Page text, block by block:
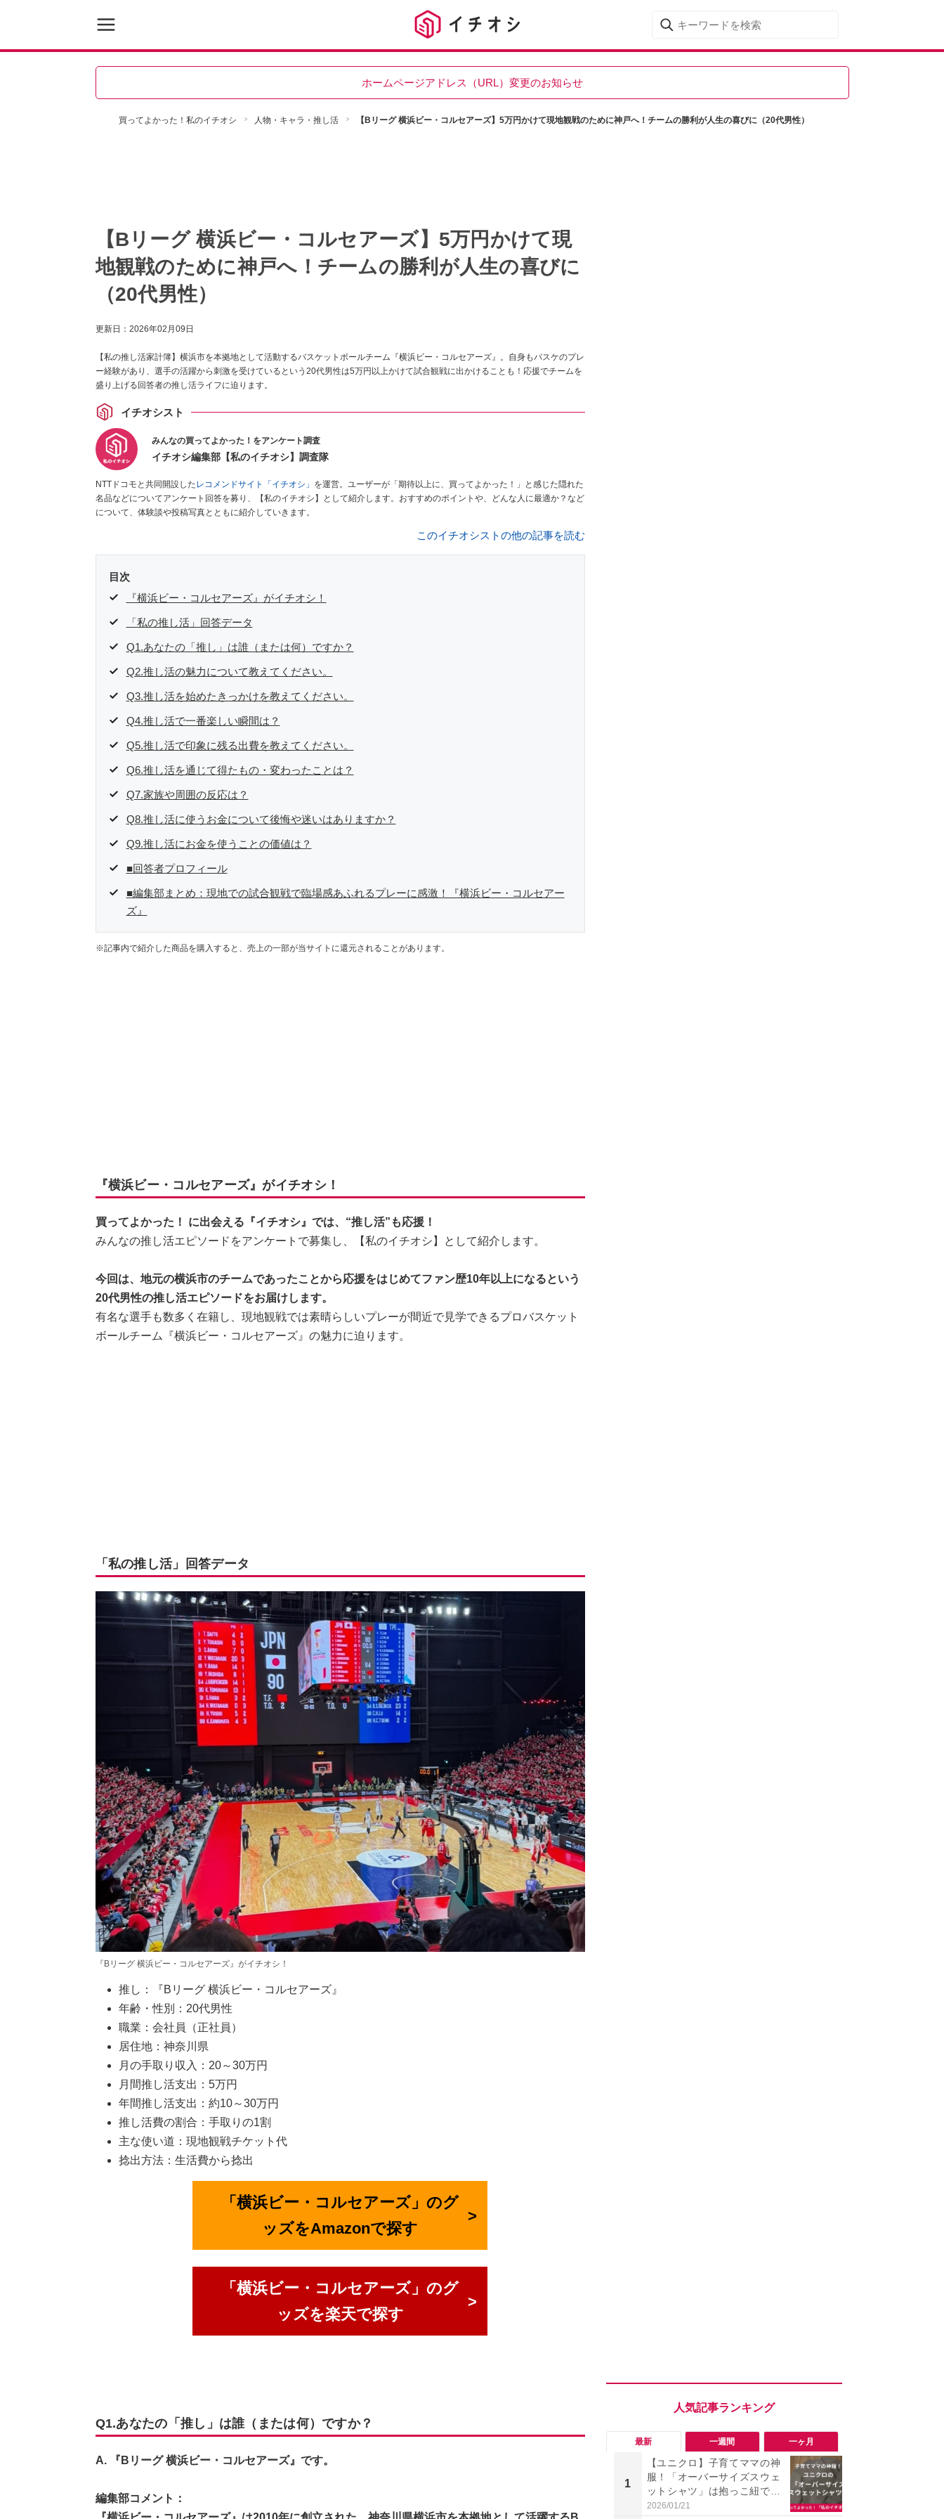
ホームページアドレス（URL）変更のお知らせ
買ってよかった！私のイチオシ 人物・キャラ・推し活 【Bリーグ 横浜ビー・コルセアーズ】5万円かけて現地観戦のために神戸へ！チームの勝利が人生の喜びに（20代男性）
【Bリーグ 横浜ビー・コルセアーズ】5万円かけて現
地観戦のために神戸へ！チームの勝利が人生の喜びに
（20代男性）
更新日： 2026年02月09日
【私の推し活家計簿】横浜市を本拠地として活動するバスケットボールチーム『横浜ビー・コルセアーズ』。自身もバスケのプレ
ー経験があり、選手の活躍から刺激を受けているという20代男性は5万円以上かけて試合観戦に出かけることも！応援でチームを
盛り上げる回答者の推し活ライフに迫ります。
イチオシスト
みんなの買ってよかった！をアンケート調査
イチオシ編集部【私のイチオシ】調査隊
NTTドコモと共同開設したレコメンドサイト「イチオシ」 を運営。ユーザーが「期待以上に、買ってよかった！」と感じた隠れた
名品などについてアンケート回答を募り、【私のイチオシ】として紹介します。おすすめのポイントや、どんな人に最適か？など
について、体験談や投稿写真とともに紹介していきます。
このイチオシストの他の記事を読む
目次
『横浜ビー・コルセアーズ』がイチオシ！
「私の推し活」回答データ
Q1.あなたの「推し」は誰（または何）ですか？
Q2.推し活の魅力について教えてください。
Q3.推し活を始めたきっかけを教えてください。
Q4.推し活で一番楽しい瞬間は？
Q5.推し活で印象に残る出費を教えてください。
Q6.推し活を通じて得たもの・変わったことは？
Q7.家族や周囲の反応は？
Q8.推し活に使うお金について後悔や迷いはありますか？
Q9.推し活にお金を使うことの価値は？
■回答者プロフィール
■編集部まとめ：現地での試合観戦で臨場感あふれるプレーに感激！『横浜ビー・コルセアー
ズ』
※記事内で紹介した商品を購入すると、売上の一部が当サイトに還元されることがあります。
『横浜ビー・コルセアーズ』がイチオシ！
買ってよかった！ に出会える『イチオシ』では、“推し活”も応援！
みんなの推し活エピソードをアンケートで募集し、【私のイチオシ】として紹介します。
今回は、地元の横浜市のチームであったことから応援をはじめてファン歴10年以上になるという
20代男性の推し活エピソードをお届けします。
有名な選手も数多く在籍し、現地観戦では素晴らしいプレーが間近で見学できるプロバスケット
ボールチーム『横浜ビー・コルセアーズ』の魅力に迫ります。
「私の推し活」回答データ
『Bリーグ 横浜ビー・コルセアーズ』がイチオシ！
推し：『Bリーグ 横浜ビー・コルセアーズ』
年齢・性別：20代男性
職業：会社員（正社員）
居住地：神奈川県
月の手取り収入：20～30万円
月間推し活支出：5万円
年間推し活支出：約10～30万円
推し活費の割合：手取りの1割
主な使い道：現地観戦チケット代
捻出方法：生活費から捻出
「横浜ビー・コルセアーズ」のグ
ッズをAmazonで探す
「横浜ビー・コルセアーズ」のグ
ッズを楽天で探す
Q1.あなたの「推し」は誰（または何）ですか？
A. 『Bリーグ 横浜ビー・コルセアーズ』です。
編集部コメント：
最新 一週間 一ヶ月
1
【ユニクロ】子育てママの神
服！「オーバーサイズスウェ
ットシャツ」は抱っこ紐でも
シワにならずキレイめに着回
2026/01/21